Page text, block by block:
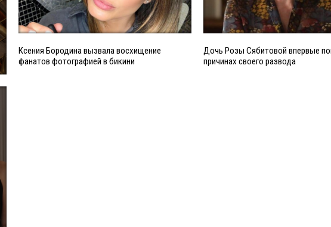
Ксения Бородина вызвала восхищение
фанатов фотографией в бикини
Дочь Розы Сябитовой впервые
причинах своего развода